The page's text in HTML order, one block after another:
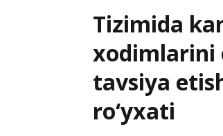
Tizimida
xodimlarini
tavsiya
ro‘yxati